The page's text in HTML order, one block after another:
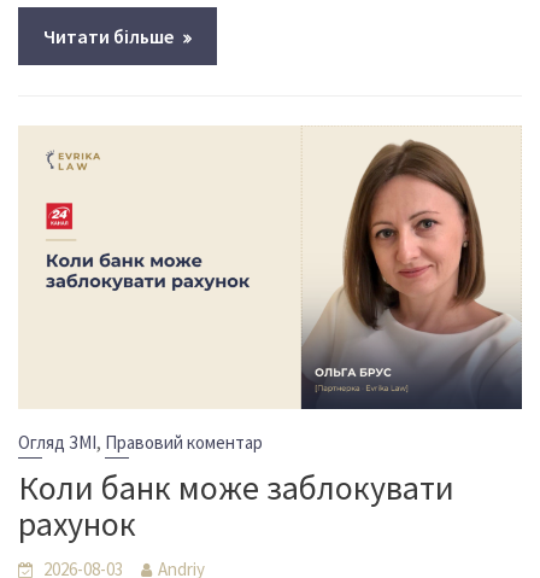
Читати більше
Огляд ЗМІ, Правовий коментар
Коли банк може заблокувати
рахунок
2026-08-03
Andriy